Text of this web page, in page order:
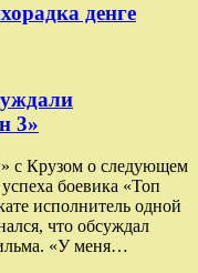
денге
3»
с Крузом о следующем
боевика «Топ
исполнитель одной
что обсуждал
«У меня…